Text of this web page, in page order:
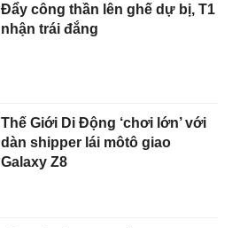
Đẩy công thần lên ghế dự bị, T1
nhận trái đắng
Thế Giới Di Động ‘chơi lớn’ với
dàn shipper lái môtô giao
Galaxy Z8